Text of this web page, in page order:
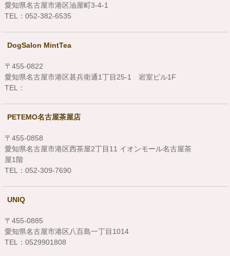
愛知県名古屋市港区油屋町3-4-1
TEL：052-382-6535
DogSalon MintTea
〒455-0822
愛知県名古屋市港区甚兵衛通1丁目25-1 岩室ビル1F
TEL：
PETEMO名古屋茶屋店
〒455-0858
愛知県名古屋市港区西茶屋2丁目11 イオンモール名古屋茶
屋1階
TEL：052-309-7690
UNIQ
〒455-0885
愛知県名古屋市港区八百島一丁目1014
TEL：0529901808